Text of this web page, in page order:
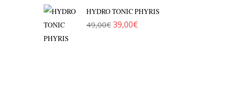
HYDRO TONIC PHYRIS
49,00€ Original price was: 49,00€.
39,00€